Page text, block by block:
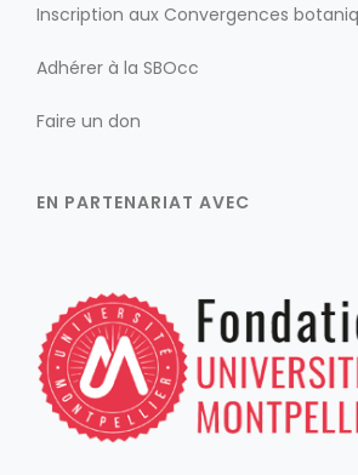
Inscription aux Convergences
Adhérer à la SBOcc
Faire un don
EN PARTENARIAT AVEC